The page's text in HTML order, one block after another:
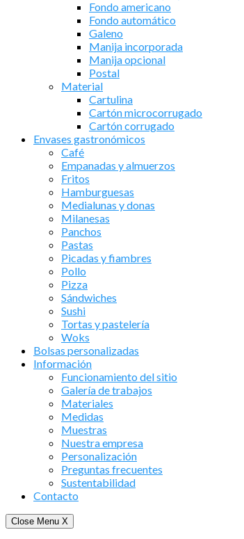
Fondo americano
Fondo automático
Galeno
Manija incorporada
Manija opcional
Postal
Material
Cartulina
Cartón microcorrugado
Cartón corrugado
Envases gastronómicos
Café
Empanadas y almuerzos
Fritos
Hamburguesas
Medialunas y donas
Milanesas
Panchos
Pastas
Picadas y fiambres
Pollo
Pizza
Sándwiches
Sushi
Tortas y pastelería
Woks
Bolsas personalizadas
Información
Funcionamiento del sitio
Galería de trabajos
Materiales
Medidas
Muestras
Nuestra empresa
Personalización
Preguntas frecuentes
Sustentabilidad
Contacto
Close Menu X